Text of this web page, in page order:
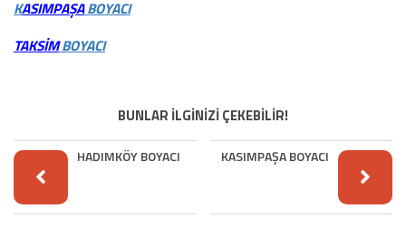
KASIMPAŞABOYACI
TAKSİMBOYACI
BUNLAR İLGİNİZİ ÇEKEBİLİR!
HADIMKÖY BOYACI KASIMPAŞA BOYACI